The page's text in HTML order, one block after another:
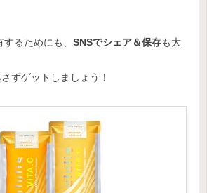
るためにも、 SNSでシェア＆保存も大
ずゲットしましょう！